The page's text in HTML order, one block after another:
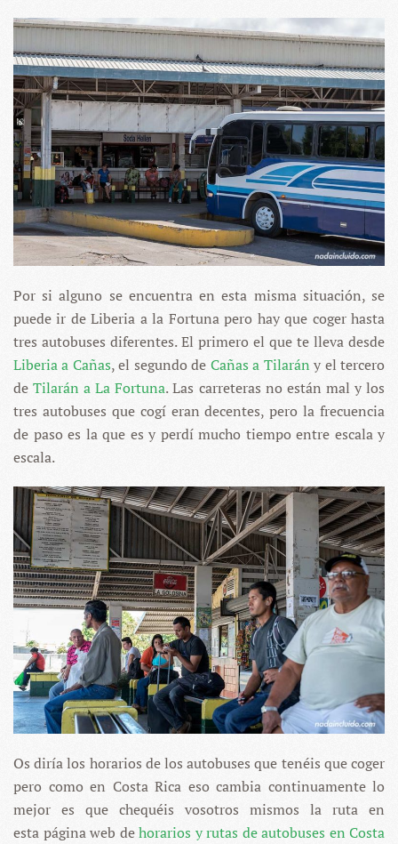
Por si alguno se encuentra en esta misma situación, se
puede ir de Liberia a la Fortuna pero hay que coger hasta
tres autobuses diferentes. El primero el que te lleva desde
Liberia a Cañas, el segundo de Cañas a Tilarány el tercero
deTilarán a La Fortuna. Las carreteras no están mal y los
tres autobuses que cogí eran decentes, pero la frecuencia
de paso es la que es y perdí mucho tiempo entre escala y
escala.
Os diría los horarios de los autobuses que tenéis que coger
pero como en Costa Rica eso cambia continuamente lo
mejor es que chequéis vosotros mismos la ruta en
esta página web dehorarios y rutas de autobuses en Costa